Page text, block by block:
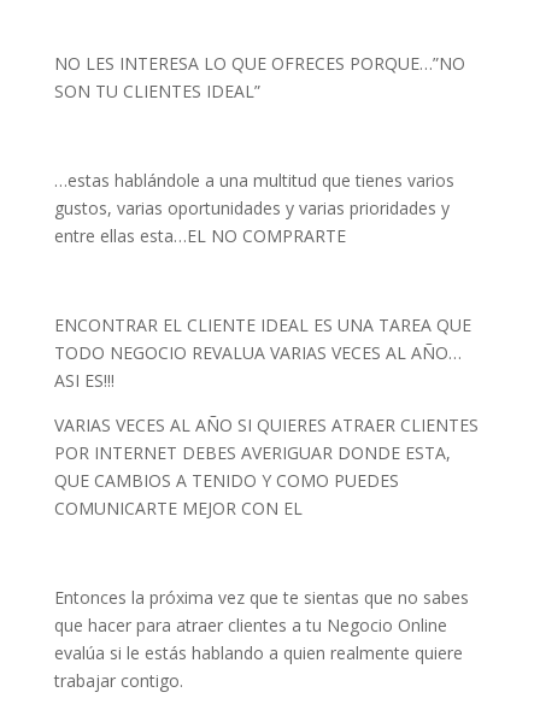
NO LES INTERESA LO QUE OFRECES PORQUE…”NO
SON TU CLIENTES IDEAL”
…estas hablándole a una multitud que tienes varios
gustos, varias oportunidades y varias prioridades y
entre ellas esta…EL NO COMPRARTE
ENCONTRAR EL CLIENTE IDEAL ES UNA TAREA QUE
TODO NEGOCIO REVALUA VARIAS VECES AL AÑO…
ASI ES!!!
VARIAS VECES AL AÑO SI QUIERES ATRAER CLIENTES
POR INTERNET DEBES AVERIGUAR DONDE ESTA,
QUE CAMBIOS A TENIDO Y COMO PUEDES
COMUNICARTE MEJOR CON EL
Entonces la próxima vez que te sientas que no sabes
que hacer para atraer clientes a tu Negocio Online
evalúa si le estás hablando a quien realmente quiere
trabajar contigo.